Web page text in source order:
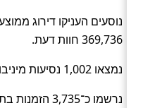
369,736 חוות דעת.
נמצאו 1,002 נסיעות מיניבוס (כ־2.7 ליום).
נרשמו